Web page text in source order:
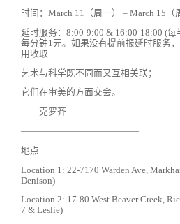
时间：March 11（周一） – March 15（
延时服务：8:00-9:00 & 16:00-18:00 (
每分钟1元。如果没有提前报延时服务
用收取
艺术与科学既不同而又互相关联；
它们在审美的方面交会。
——克罗齐
—————————————
地点
Location 1: 22-7170 Warden Ave,
Denison)
Location 2: 17-80 West Beaver Creek,
7 & Leslie)